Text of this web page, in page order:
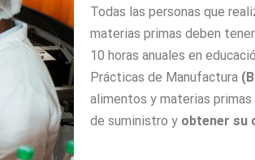
Todas las personas que
materias primas deben
10 horas anuales en
Prácticas de Manufactura
alimentos y materias primas
de suministro y obtener su